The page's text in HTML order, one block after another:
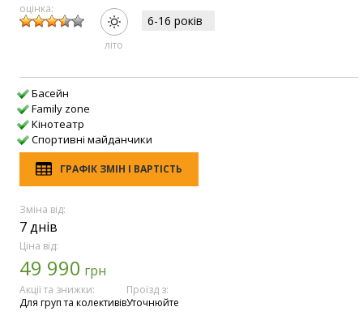
оцінка:
лiто
6-16 рокiв
Басейн
Family zone
Кінотеатр
Спортивні майданчики
ГРАФІК ЗМІН І ВАРТІСТЬ
Зміна від:
7 днів
Ціна від:
49 990 грн
Акції та знижки:
Для груп та колективів
Проїзд з:
Уточнюйте